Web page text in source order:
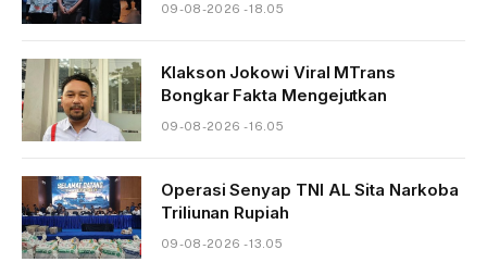
09-08-2026 - 18.05
Klakson Jokowi Viral MTrans
Bongkar Fakta Mengejutkan
09-08-2026 - 16.05
Operasi Senyap TNI AL Sita Narkoba
Triliunan Rupiah
09-08-2026 - 13.05